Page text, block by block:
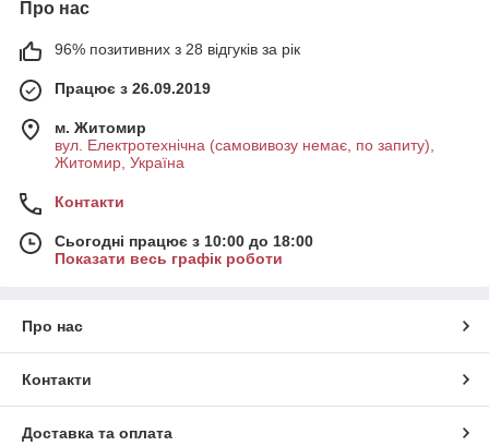
Про нас
96% позитивних з 28 відгуків за рік
Працює з 26.09.2019
м. Житомир
вул. Електротехнічна (самовивозу немає, по запиту),
Житомир, Україна
Контакти
Сьогодні працює з 10:00 до 18:00
Показати весь графік роботи
Про нас
Контакти
Доставка та оплата